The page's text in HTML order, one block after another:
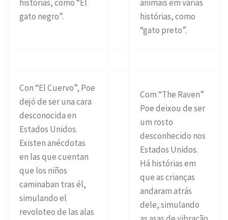
historias, como “El
gato negro”.
animais em várias
histórias, como
“gato preto”.
Con “El Cuervo”, Poe
dejó de ser una cara
desconocida en
Estados Unidos.
Existen anécdotas
en las que cuentan
que los niños
caminaban tras él,
simulando el
revoloteo de las alas
Com “The Raven”
Poe deixou de ser
um rosto
desconhecido nos
Estados Unidos.
Há histórias em
que as crianças
andaram atrás
dele, simulando